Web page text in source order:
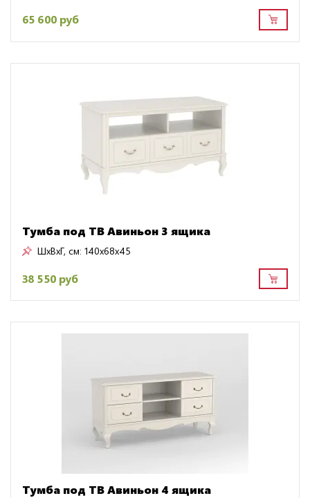
65 600 руб
Тумба под ТВ Авиньон 3 ящика
ШxВxГ, см: 140x68x45
38 550 руб
Тумба под ТВ Авиньон 4 ящика